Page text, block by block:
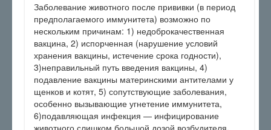
Заболевание животного после прививки (в период
предполагаемого иммунитета) возможно по
нескольким причинам: 1) недоброкачественная
вакцина, 2) испорченная (нарушение условий
хранения вакцины, истечение срока годности),
3)неправильный путь введения вакцины, 4)
подавление вакцины материнскими антителами у
щенков и котят, 5) сопутствующие заболевания,
особенно вызывающие угнетение иммунитета,
6)подавляющая инфекция — инфицирование
животного слишком большой дозой возбудителя,